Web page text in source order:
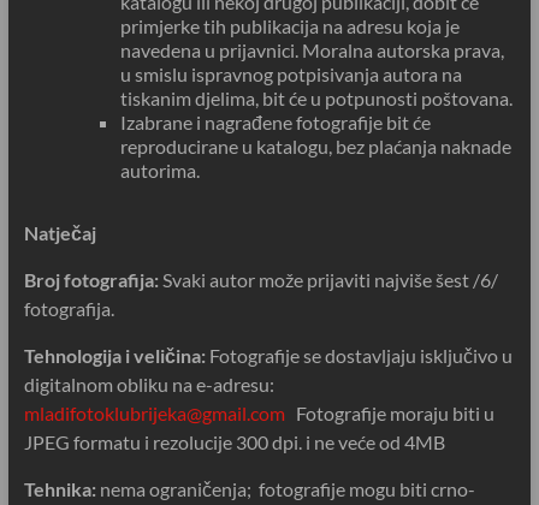
primjerke tih publikacija na adresu koja je
navedena u prijavnici. Moralna autorska prava,
u smislu ispravnog potpisivanja autora na
tiskanim djelima, bit će u potpunosti poštovana.
Izabrane i nagrađene fotografije bit će
reproducirane u katalogu, bez plaćanja naknade
autorima.
Natječaj
Broj fotografija: Svaki autor može prijaviti najviše šest /6/
fotografija.
Tehnologija i veličina: Fotografije se dostavljaju isključivo u
digitalnom obliku na e-adresu:
mladifotoklubrijeka@gmail.comFotografije moraju biti u
JPEG formatu i rezolucije 300 dpi. i ne veće od 4MB
Tehnika: nema ograničenja; fotografije mogu biti crno-